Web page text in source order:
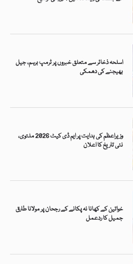
اسلحہ ذخائر سے متعلق خبروں پر ٹرمپ برہم، جیل
بھیجنے کی دھمکی
وزیراعظم کی ہدایت پر ایم ڈی کیٹ 2026 ملتوی،
نئی تاریخ کا اعلان
خواتین کے کھانا نہ پکانے کے رجحان پر مولانا طارق
جمیل کا ردعمل